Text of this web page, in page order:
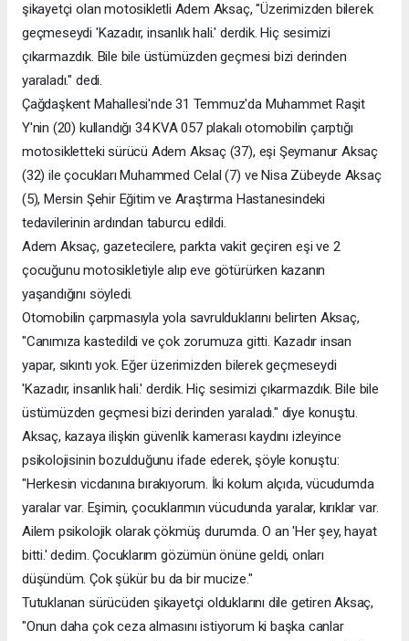
şikayetçi olan motosikletli Adem Aksaç, "Üzerimizden bilerek
geçmeseydi 'Kazadır, insanlık hali.' derdik. Hiç sesimizi
çıkarmazdık. Bile bile üstümüzden geçmesi bizi derinden
yaraladı." dedi.
Çağdaşkent Mahallesi'nde 31 Temmuz'da Muhammet Raşit
Y'nin (20) kullandığı 34 KVA 057 plakalı otomobilin çarptığı
motosikletteki sürücü Adem Aksaç (37), eşi Şeymanur Aksaç
(32) ile çocukları Muhammed Celal (7) ve Nisa Zübeyde Aksaç
(5), Mersin Şehir Eğitim ve Araştırma Hastanesindeki
tedavilerinin ardından taburcu edildi.
Adem Aksaç, gazetecilere, parkta vakit geçiren eşi ve 2
çocuğunu motosikletiyle alıp eve götürürken kazanın
yaşandığını söyledi.
Otomobilin çarpmasıyla yola savrulduklarını belirten Aksaç,
"Canımıza kastedildi ve çok zorumuza gitti. Kazadır insan
yapar, sıkıntı yok. Eğer üzerimizden bilerek geçmeseydi
'Kazadır, insanlık hali.' derdik. Hiç sesimizi çıkarmazdık. Bile bile
üstümüzden geçmesi bizi derinden yaraladı." diye konuştu.
Aksaç, kazaya ilişkin güvenlik kamerası kaydını izleyince
psikolojisinin bozulduğunu ifade ederek, şöyle konuştu:
"Herkesin vicdanına bırakıyorum. İki kolum alçıda, vücudumda
yaralar var. Eşimin, çocuklarımın vücudunda yaralar, kırıklar var.
Ailem psikolojik olarak çökmüş durumda. O an 'Her şey, hayat
bitti.' dedim. Çocuklarım gözümün önüne geldi, onları
düşündüm. Çok şükür bu da bir mucize."
Tutuklanan sürücüden şikayetçi olduklarını dile getiren Aksaç,
"Onun daha çok ceza almasını istiyorum ki başka canlar